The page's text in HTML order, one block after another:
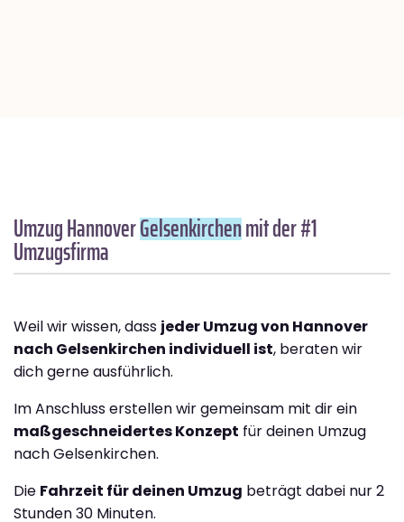
Umzug HannoverGelsenkirchenmit der #1
Umzugsfirma
Weil wir wissen, dass jeder Umzug von Hannover
nach Gelsenkirchen individuell ist, beraten wir
dich gerne ausführlich.
Im Anschluss erstellen wir gemeinsam mit dir ein
maßgeschneidertes Konzept für deinen Umzug
nach Gelsenkirchen.
Die Fahrzeit für deinen Umzug beträgt dabei nur 2
Stunden 30 Minuten.